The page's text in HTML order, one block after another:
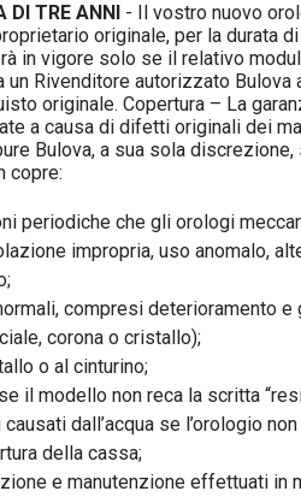
DI TRE ANNI - Il vostro nuovo
originale, per la durata
in vigore solo se il relativo
Rivenditore autorizzato Bulova
originale. Copertura – La
a causa di difetti originali dei
Bulova, a sua sola
copre:
periodiche che gli orologi
impropria, uso anomalo,
compresi deterioramento e
corona o cristallo);
o al cinturino;
il modello non reca la scritta
causati dall’acqua se l’orologio
della cassa;
e manutenzione effettuati in